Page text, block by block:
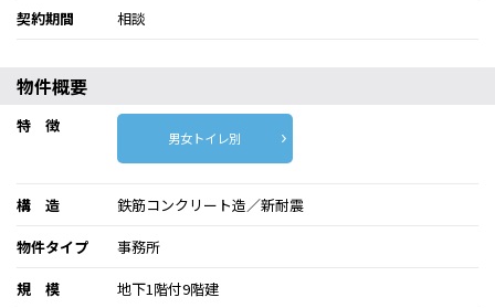
契約期間 相談
物件概要
特 徴
男女トイレ別
構 造
鉄筋コンクリート造／新耐震
物件タイプ
事務所
規 模
地下1階付9階建